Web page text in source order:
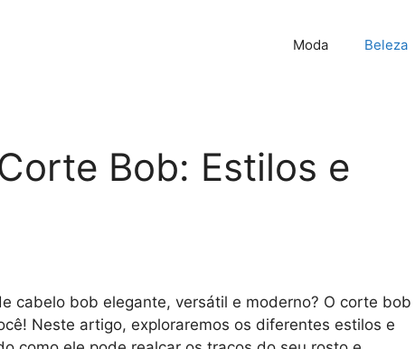
Moda Beleza
Bob: Estilos e
cabelo bob elegante, versátil e moderno? O corte bob
Neste artigo, exploraremos os diferentes estilos e